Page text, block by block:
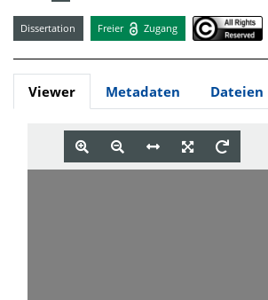
Dissertation Freier Zugang
Viewer Metadaten Dateien